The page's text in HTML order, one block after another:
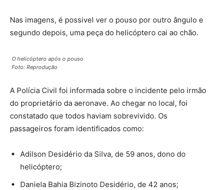
Nas imagens, é possivel ver o pouso por outro ângulo e
segundo depois, uma peça do helicóptero cai ao chão.
O helicóptero após o pouso
Foto: Reprodução
A Polícia Civil foi informada sobre o incidente pelo irmão
do proprietário da aeronave. Ao chegar no local, foi
constatado que todos haviam sobrevivido. Os
passageiros foram identificados como:
Adilson Desidério da Silva, de 59 anos, dono do
helicóptero;
Daniela Bahia Bizinoto Desidério, de 42 anos;